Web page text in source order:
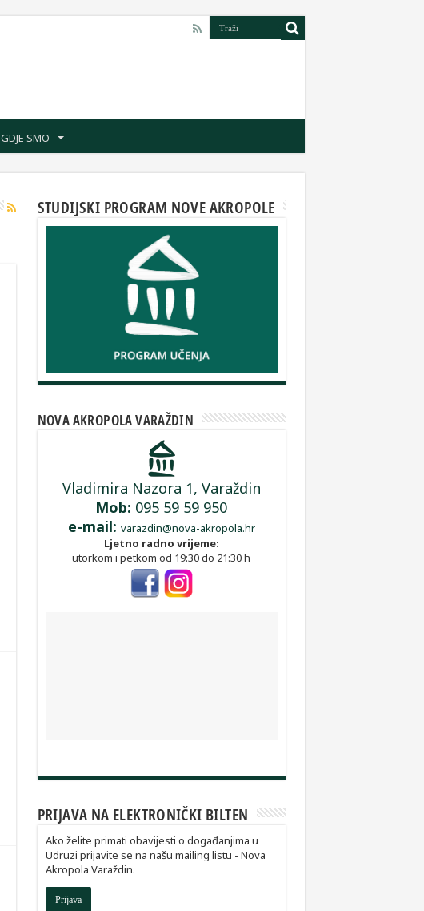
GDJE SMO
STUDIJSKI PROGRAM NOVE AKROPOLE
NOVA AKROPOLA VARAŽDIN
Vladimira Nazora 1, Varaždin
Mob: 095 59 59 950
e-mail: varazdin@nova-akropola.hr
Ljetno radno vrijeme:
utorkom i petkom od 19:30 do 21:30 h
PRIJAVA NA ELEKTRONIČKI BILTEN
Ako želite primati obavijesti o događanjima u
Udruzi prijavite se na našu mailing listu - Nova
Akropola Varaždin.
Prijava